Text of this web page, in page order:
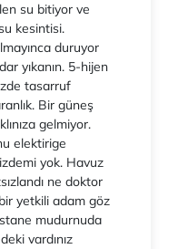
su bitiyor ve
kesintisi.
duruyor
yıkanın. 5-hijen
tasarruf
Bir güneş
gelmiyor.
elektirige
yok. Havuz
ne doktor
yetkili adam göz
mudurnuda
vardınız